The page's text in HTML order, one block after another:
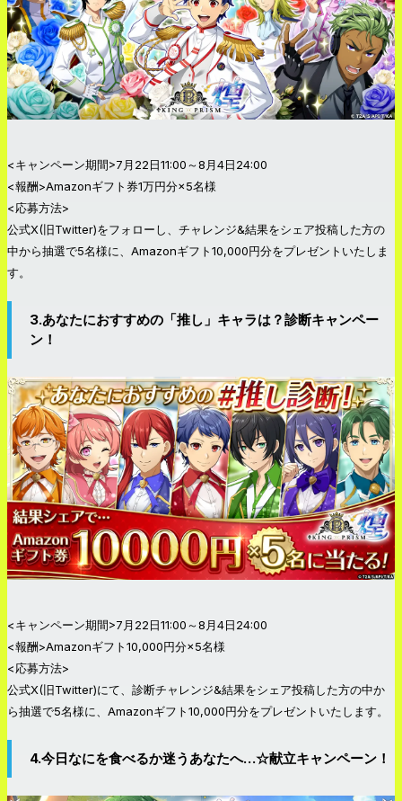
<キャンペーン期間>7月22日11:00～8月4日24:00
<報酬>Amazonギフト券1万円分×5名様
<応募方法>
公式X(旧Twitter)をフォローし、チャレンジ&結果をシェア投稿した方の
中から抽選で5名様に、Amazonギフト10,000円分をプレゼントいたしま
す。
3.あなたにおすすめの「推し」キャラは？診断キャンペー
ン！
<キャンペーン期間>7月22日11:00～8月4日24:00
<報酬>Amazonギフト10,000円分×5名様
<応募方法>
公式X(旧Twitter)にて、診断チャレンジ&結果をシェア投稿した方の中か
ら抽選で5名様に、Amazonギフト10,000円分をプレゼントいたします。
4.今日なにを食べるか迷うあなたへ…☆献立キャンペーン！